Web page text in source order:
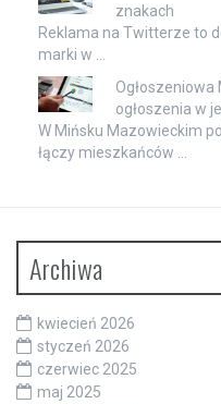
znakach
Reklama na Twitterze to
marki w …
ogłoszenia w
W Mińsku Mazowieckim
łączy mieszkańców …
Archiwa
kwiecień 2026
styczeń 2026
czerwiec 2025
maj 2025